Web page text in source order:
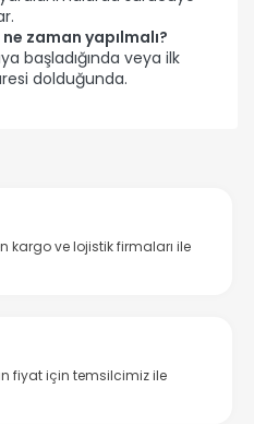
zaman yapılmalı?
başladığında veya ilk
dolduğunda.
kargo ve lojistik firmaları ile
fiyat için temsilcimiz ile